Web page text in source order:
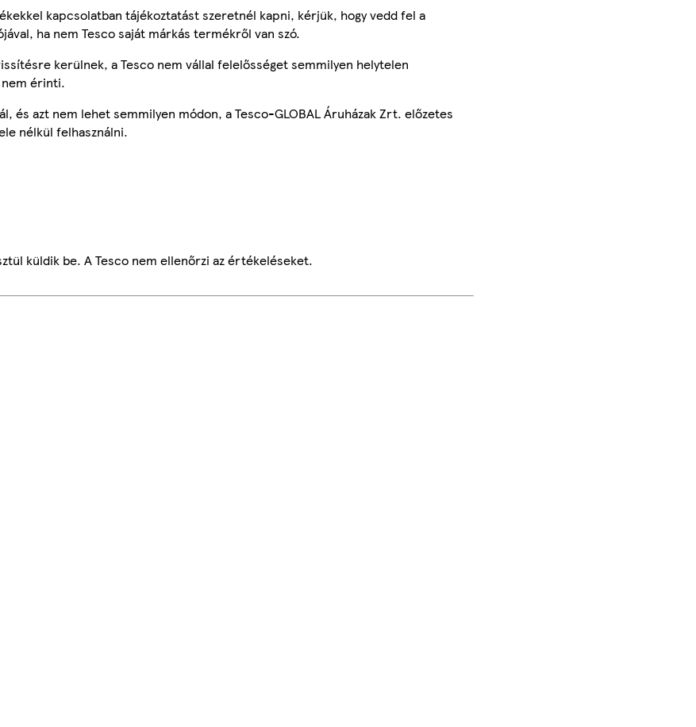
kapcsolatban tájékoztatást szeretnél kapni, kérjük, hogy vedd fel a
ha nem Tesco saját márkás termékről van szó.
kerülnek, a Tesco nem vállal felelősséget semmilyen helytelen
érinti.
és azt nem lehet semmilyen módon, a Tesco-GLOBAL Áruházak Zrt. előzetes
nélkül felhasználni.
küldik be. A Tesco nem ellenőrzi az értékeléseket.